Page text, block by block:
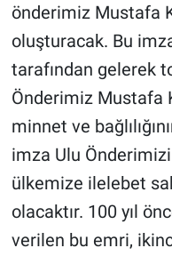
önderimiz Mustafa
oluşturacak. Bu
tarafından gelerek
Önderimiz Mustafa
minnet ve
imza Ulu
ülkemize ilelebet
olacaktır. 100 yıl
verilen bu emri,